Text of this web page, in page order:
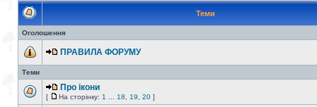
Теми
Оголошення
ПРАВИЛА ФОРУМУ
Теми
Про ікони
[ На сторінку: 1 18 19 20 ]